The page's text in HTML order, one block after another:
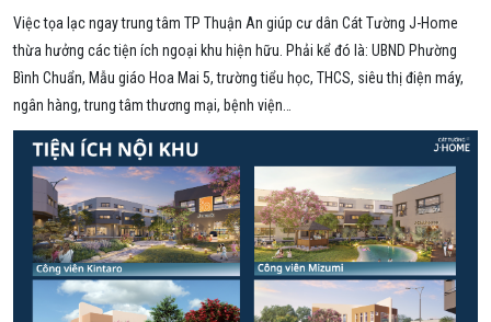
Việc tọa lạc ngay trung tâm TP Thuận An giúp cư dân Cát Tường J-Home
thừa hưởng các tiện ích ngoại khu hiện hữu. Phải kể đó là: UBND Phường
Bình Chuẩn, Mẫu giáo Hoa Mai 5, trường tiểu học, THCS, siêu thị điện máy,
ngân hàng, trung tâm thương mại, bệnh viện…